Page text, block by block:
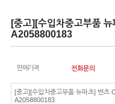
[중고][수입차중고부품
A2058800183
판매가격 전화문의
[중고][수입차중고부품 뉴파츠] 벤츠
A2058800183